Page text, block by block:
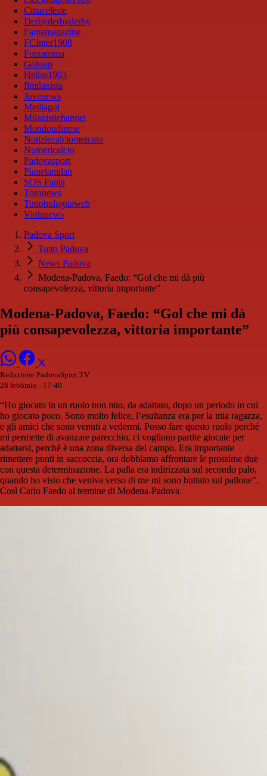
Cittaceleste
Derbyderbyderby
Fantamagazine
FCInter1908
Forzaroma
Golssip
Hellas1903
Ilmilanista
Juvenews
Mediagol
Milanistichannel
Mondoudinese
Notiziecalciomercato
Numericalcio
Padovasport
Pianetamilan
SOS Fanta
Toronews
Tuttobolognaweb
Violanews
Padova Sport
Tutto Padova
News Padova
Modena-Padova, Faedo: “Gol che mi dà più
consapevolezza, vittoria importante”
Modena-Padova, Faedo: “Gol che mi dà
più consapevolezza, vittoria importante”
Redazione PadovaSport.TV
28 febbraio - 17:40
“Ho giocato in un ruolo non mio, da adattato, dopo un periodo in cui
ho giocato poco. Sono molto felice, l’esultanza era per la mia ragazza,
e gli amici che sono venuti a vedermi. Posso fare questo ruolo perché
mi permette di avanzare parecchio, ci vogliono partite giocate per
adattarsi, perché è una zona diversa del campo. Era importante
rimettere punti in saccoccia, ora dobbiamo affrontare le prossime due
con questa determinazione. La palla era indirizzata sul secondo palo,
quando ho visto che veniva verso di me mi sono buttato sul pallone”.
Così Carlo Faedo al termine di Modena-Padova.